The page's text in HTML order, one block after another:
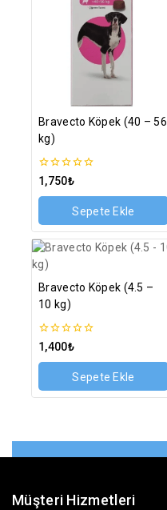
Bravecto Köpek (40 – 56
kg)
0
üzerinden
1,750₺
Sepete Ekle
Bravecto Köpek (4.5 –
10 kg)
0
üzerinden
1,400₺
Sepete Ekle
Müşteri Hizmetleri